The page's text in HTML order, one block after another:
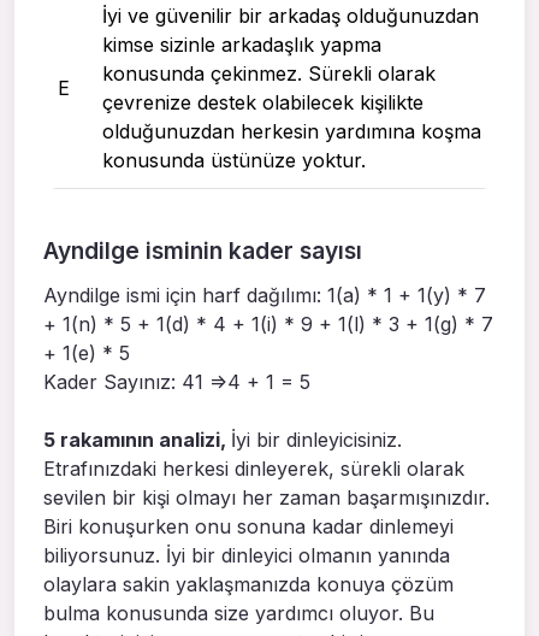
E
İyi ve güvenilir bir arkadaş olduğunuzdan
kimse sizinle arkadaşlık yapma
konusunda çekinmez. Sürekli olarak
çevrenize destek olabilecek kişilikte
olduğunuzdan herkesin yardımına koşma
konusunda üstünüze yoktur.
Ayndilge isminin kader sayısı
Ayndilge ismi için harf dağılımı: 1(a) * 1 + 1(y) * 7
+ 1(n) * 5 + 1(d) * 4 + 1(i) * 9 + 1(l) * 3 + 1(g) * 7
+ 1(e) * 5
Kader Sayınız: 41 =>4 + 1 = 5
5 rakamının analizi, İyi bir dinleyicisiniz.
Etrafınızdaki herkesi dinleyerek, sürekli olarak
sevilen bir kişi olmayı her zaman başarmışınızdır.
Biri konuşurken onu sonuna kadar dinlemeyi
biliyorsunuz. İyi bir dinleyici olmanın yanında
olaylara sakin yaklaşmanızda konuya çözüm
bulma konusunda size yardımcı oluyor. Bu